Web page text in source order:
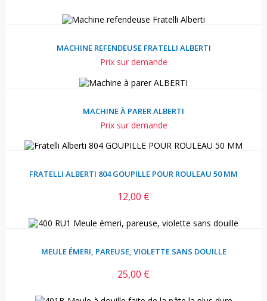
MACHINE REFENDEUSE FRATELLI ALBERTI
Prix sur demande
MACHINE À PARER ALBERTI
Prix sur demande
FRATELLI ALBERTI 804 GOUPILLE POUR ROULEAU 50 MM
Prix
12,00 €
MEULE ÉMERI, PAREUSE, VIOLETTE SANS DOUILLE
Prix
25,00 €